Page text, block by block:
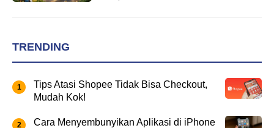
TRENDING
Tips Atasi Shopee Tidak Bisa Checkout,
Mudah Kok!
Cara Menyembunyikan Aplikasi di iPhone